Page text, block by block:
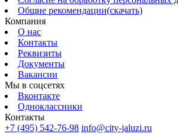
Общие рекомендации(скачать)
Компания
О нас
Контакты
Реквизиты
Документы
Вакансии
Мы в соцсетях
Вконтакте
Одноклассники
Контакты
+7 (495) 542-76-98 info@city-jaluzi.ru